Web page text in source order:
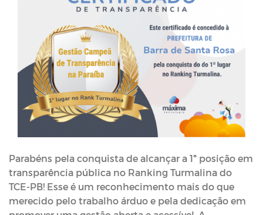
Parabéns pela conquista de alcançar a 1ª posição em
transparência pública no Ranking Turmalina do
TCE-PB! Esse é um reconhecimento mais do que
merecido pelo trabalho árduo e pela dedicação em